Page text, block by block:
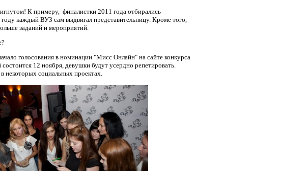
К примеру, финалистки 2011 года отбирались
каждый ВУЗ сам выдвигал представительницу. Кроме того,
заданий и мероприятий.
голосования в номинации "Мисс Онлайн" на сайте конкурса
12 ноября, девушки будут усердно репетировать.
некоторых социальных проектах.